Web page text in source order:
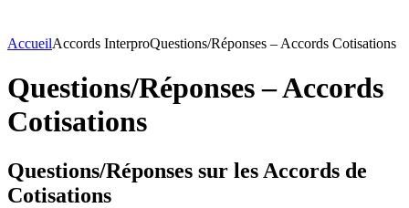
AccueilAccords InterproQuestions/Réponses – Accords Cotisations
Questions/Réponses – Accords
Cotisations
Questions/Réponses sur les Accords de
Cotisations